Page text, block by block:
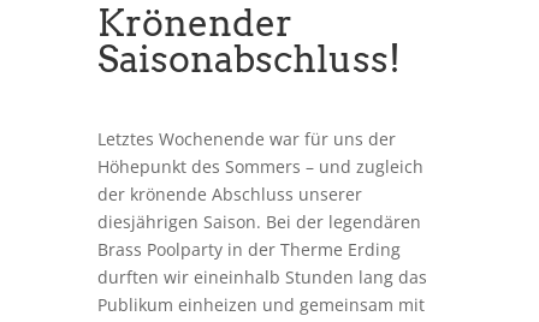
Krönender
Saisonabschluss!
Letztes Wochenende war für uns der
Höhepunkt des Sommers – und zugleich
der krönende Abschluss unserer
diesjährigen Saison. Bei der legendären
Brass Poolparty in der Therme Erding
durften wir eineinhalb Stunden lang das
Publikum einheizen und gemeinsam mit